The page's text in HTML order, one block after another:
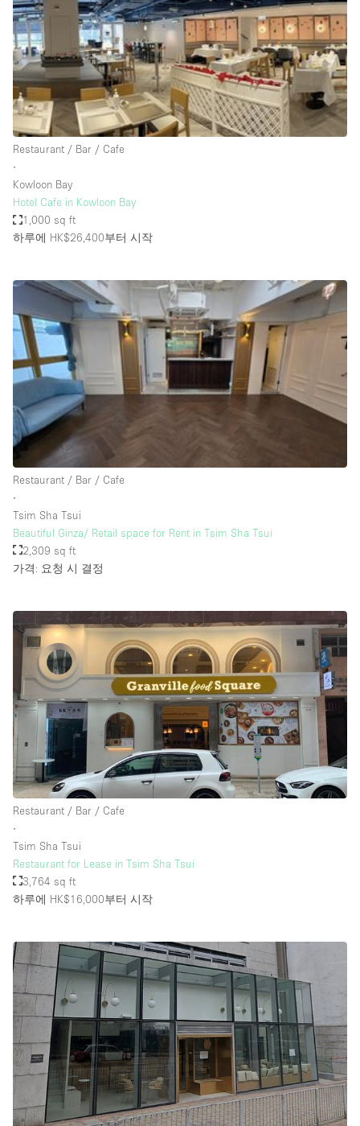
Ground Floor
Handicap Accessible
Haussmann Style
Heating
Industrial
Internet
Large Door Entrance
Lighting
Living Space
Multiple Rooms
Office Equipment
Private Parking
Raw
Rooftop / Terrace
Security System
Smoking Area
Soundproof
Stock Room
Stunning View
Terrace
Toilets
Water Access
Whitebox / Minimal
Window Display
층 / 접근성:
지하층
1층 앞마당
위치한 거리
테라스
윗층
기타
Restaurant / Bar / Cafe
∙
Kowloon Bay
Hotel Cafe in Kowloon Bay
1,000 sq ft
하루에 HK$26,400부터 시작
Restaurant / Bar / Cafe
∙
Tsim Sha Tsui
Beautiful Ginza/ Retail space for Rent in Tsim Sha Tsui
2,309 sq ft
가격: 요청 시 결정
Restaurant / Bar / Cafe
∙
Tsim Sha Tsui
Restaurant for Lease in Tsim Sha Tsui
3,764 sq ft
하루에 HK$16,000부터 시작